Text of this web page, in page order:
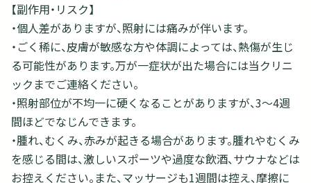
【副作用・リスク】
・個人差がありますが、照射には痛みが伴います。
・ごく稀に、皮膚が敏感な方や体調によっては、熱傷が生じ
る可能性があります。万が一症状が出た場合には当クリニ
ックまでご連絡ください。
・照射部位が不均一に硬くなることがありますが、3～4週
間ほどでなじんできます。
・腫れ、むくみ、赤みが起きる場合があります。腫れやむくみ
を感じる間は、激しいスポーツや過度な飲酒、サウナなどは
お控えください。また、マッサージも1週間は控え、摩擦に